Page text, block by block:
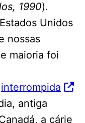
1990).
Unidos
nossas
maioria foi
interrompida
antiga
a cárie